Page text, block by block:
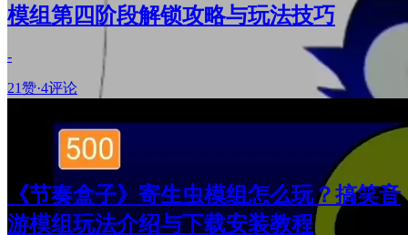
模组第四阶段解锁攻略与玩法技巧
-
21赞·4评论
《节奏盒子》寄生虫模组怎么玩？搞笑音
游模组玩法介绍与下载安装教程